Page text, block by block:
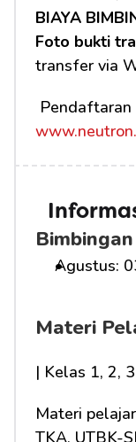
BIAYA
Foto bukti
transfer via
Agustus:
Materi
| Kelas 1, 2,
Materi
TKA, UTBK-